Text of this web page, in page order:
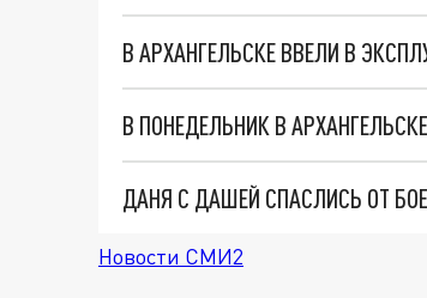
В АРХАНГЕЛЬСКЕ ВВЕЛИ В
В ПОНЕДЕЛЬНИК В
ДАНЯ С ДАШЕЙ СПАСЛИСЬ ОТ
Новости СМИ2